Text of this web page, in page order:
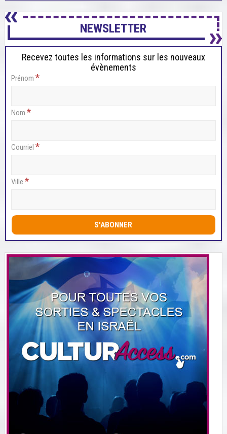
NEWSLETTER
Recevez toutes les informations sur les nouveaux
évènements
Prénom *
Nom *
Courriel *
Ville *